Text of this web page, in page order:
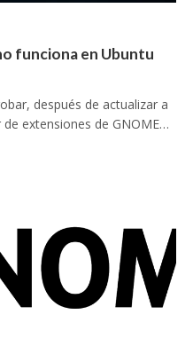
funciona en Ubuntu
después de actualizar a
extensiones de GNOME…